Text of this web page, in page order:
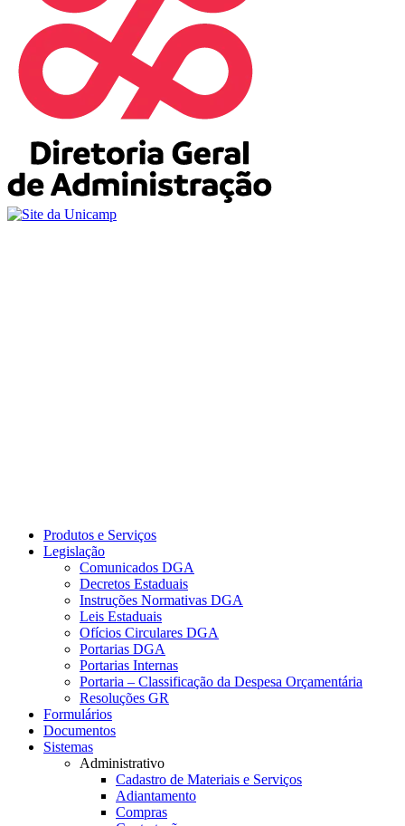
Produtos e Serviços
Legislação
Comunicados DGA
Decretos Estaduais
Instruções Normativas DGA
Leis Estaduais
Ofícios Circulares DGA
Portarias DGA
Portarias Internas
Portaria – Classificação da Despesa Orçamentária
Resoluções GR
Formulários
Documentos
Sistemas
Administrativo
Cadastro de Materiais e Serviços
Adiantamento
Compras